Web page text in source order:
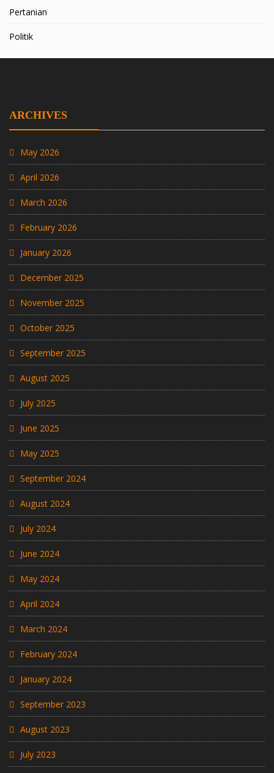
Pertanian
Politik
ARCHIVES
May 2026
April 2026
March 2026
February 2026
January 2026
December 2025
November 2025
October 2025
September 2025
August 2025
July 2025
June 2025
May 2025
September 2024
August 2024
July 2024
June 2024
May 2024
April 2024
March 2024
February 2024
January 2024
September 2023
August 2023
July 2023